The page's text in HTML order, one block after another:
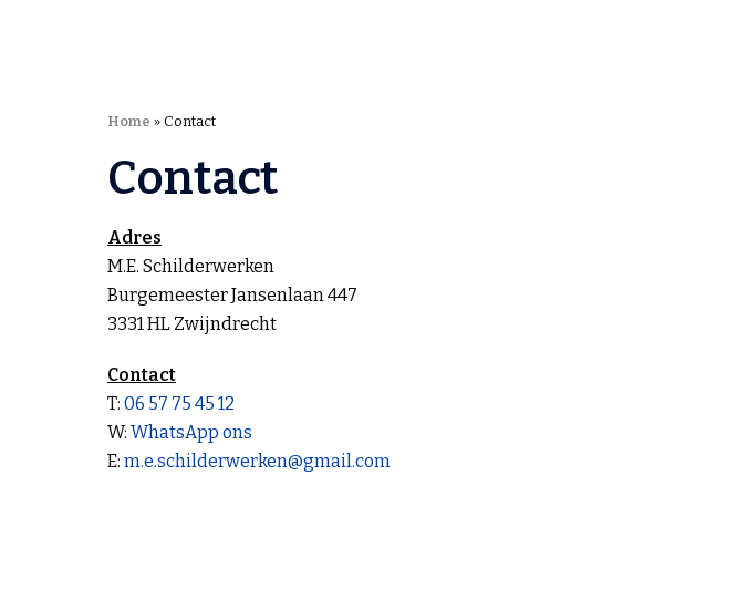
Home » Contact
Contact
Adres
M.E. Schilderwerken
Burgemeester Jansenlaan 447
3331 HL Zwijndrecht
Contact
T: 06 57 75 45 12
W: WhatsApp ons
E: m.e.schilderwerken@gmail.com